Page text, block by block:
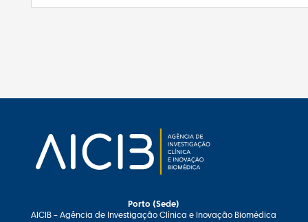
Porto (Sede)
AICIB – Agência de Investigação Clínica e Inovação Biomédica